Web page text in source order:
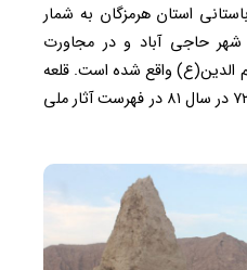
استان هرمزگان به شمار
حاجی آباد و در مجاورت
الدین(ع) واقع شده است. قلعه
تاریخی حاجی آباد با شماره ۷۲۷۱ در سال ۸۱ در فهرست آثار ملی